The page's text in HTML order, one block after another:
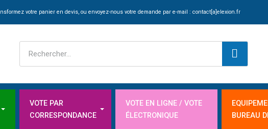
votre panier en devis, ou envoyez-nous votre demande par e-mail : contact[a]elexion.fr
VOTE PAR
CORRESPONDANCE
VOTE EN LIGNE / VOTE
ÉLECTRONIQUE
BUREAU